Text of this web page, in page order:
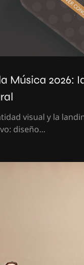
Música 2026:
visual y la
diseño...